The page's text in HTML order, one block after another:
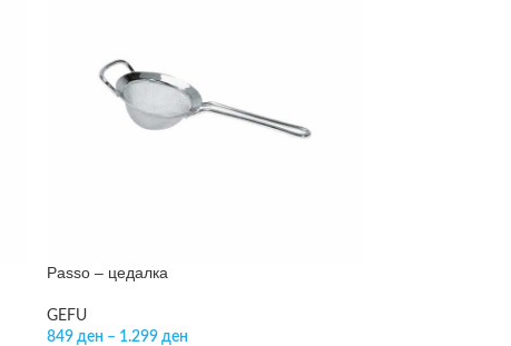
Passo – цедалка
GEFU
849 ден – 1.299 ден